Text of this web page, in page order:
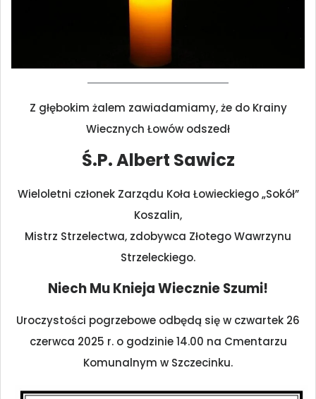
Z głębokim żalem zawiadamiamy, że do Krainy
Wiecznych Łowów odszedł
Ś.P. Albert Sawicz
Wieloletni członek Zarządu Koła Łowieckiego „Sokół”
Koszalin,
Mistrz Strzelectwa, zdobywca Złotego Wawrzynu
Strzeleckiego.
Niech Mu Knieja Wiecznie Szumi!
Uroczystości pogrzebowe odbędą się w czwartek 26
czerwca 2025 r. o godzinie 14.00 na Cmentarzu
Komunalnym w Szczecinku.